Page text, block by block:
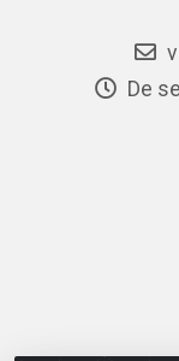
De